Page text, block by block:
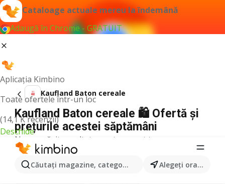
Cataloage actuale mereu la îndemână
Adaugă în Chrome - GRATUIT
Aplicația Kimbino
Toate ofertele într-un loc
(14,1 K recenzii)
Deschide
Căutaţi magazine, categorii, produse... Alegeţi oraşul
Kaufland Baton cereale
Kaufland Baton cereale 🛍️ Ofertă și
prețurile acestei săptămâni
Nu am găsit rezultate pentru acest termen.
Alte produse în magazine Kaufland
Kaufland Pizza Kaufland Mango KauflandLEGO